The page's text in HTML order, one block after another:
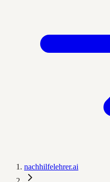
nachhilfelehrer.ai